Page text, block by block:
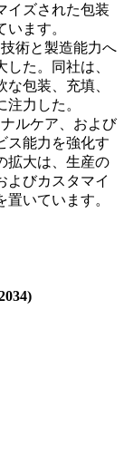
イズされた包装
ます。
術と製造能力へ
た。同社は、
包装、充填、
力した。
ルケア、および
ス能力を強化す
拡大は、生産の
よびカスタマイ
いています。